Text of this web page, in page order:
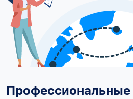
Профессиональные